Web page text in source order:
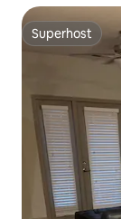
Superhost
Superhost